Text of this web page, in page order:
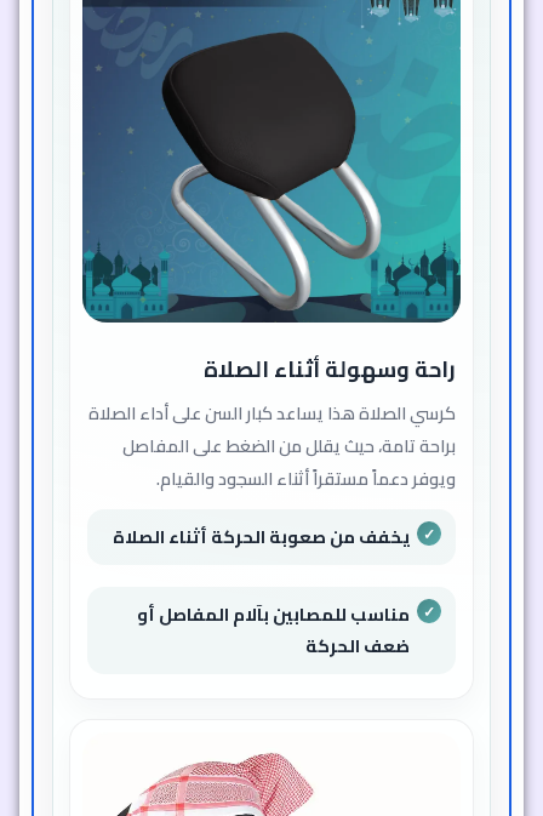
راحة وسهولة أثناء الصلاة
كرسي الصلاة هذا يساعد كبار السن على أداء الصلاة
براحة تامة، حيث يقلل من الضغط على المفاصل
ويوفر دعماً مستقراً أثناء السجود والقيام.
يخفف من صعوبة الحركة أثناء الصلاة
مناسب للمصابين بآلام المفاصل أو
ضعف الحركة